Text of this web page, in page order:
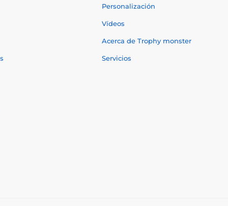
Personalización
Vídeos
Acerca de Trophy monster
Servicios